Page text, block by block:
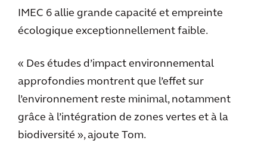
IMEC 6 allie grande capacité et empreinte
écologique exceptionnellement faible.
« Des études d’impact environnemental
approfondies montrent que l’effet sur
l’environnement reste minimal, notamment
grâce à l’intégration de zones vertes et à la
biodiversité », ajoute Tom.